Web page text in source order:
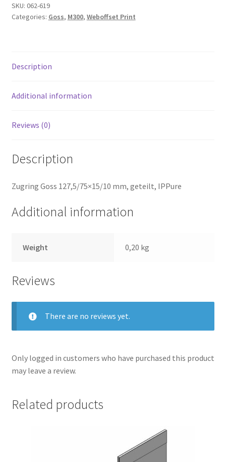
SKU: 062-619
Categories: Goss, M300, Weboffset Print
Description
Additional information
Reviews (0)
Description
Zugring Goss 127,5/75×15/10 mm, geteilt, IPPure
Additional information
Weight 0,20 kg
Reviews
There are no reviews yet.
Only logged in customers who have purchased this product
may leave a review.
Related products